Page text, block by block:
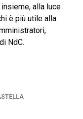
alla luce
è più utile alla
NdC.